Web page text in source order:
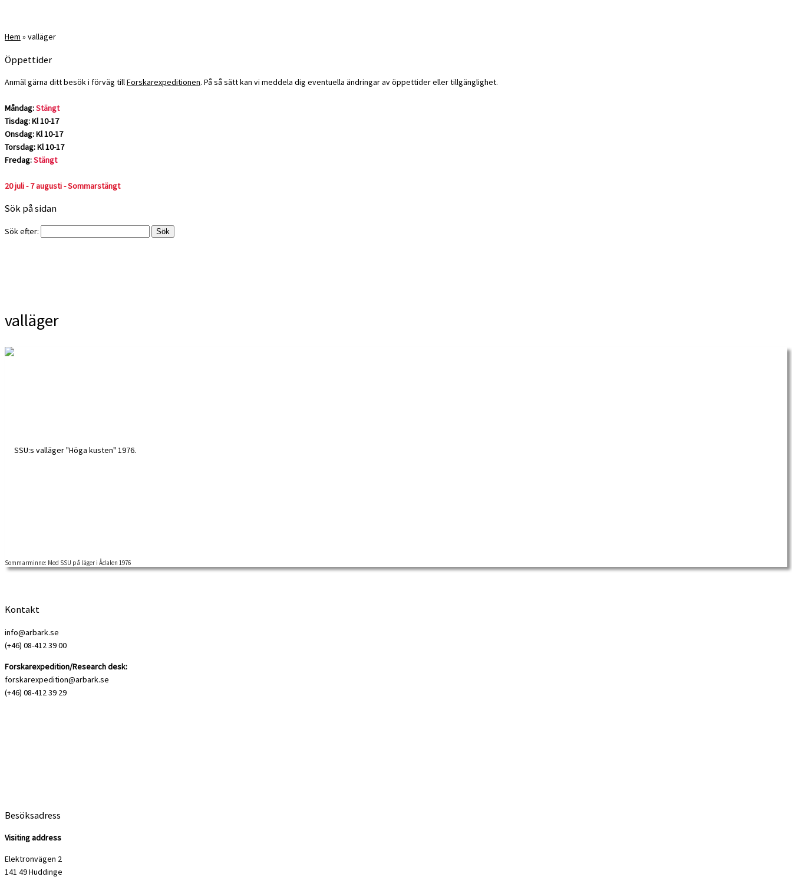
Hem » valläger
Öppettider
Anmäl gärna ditt besök i förväg tillForskarexpeditionen. På så sätt kan vi meddela dig eventuella ändringar av öppettider eller tillgänglighet.
Måndag:Stängt
Tisdag: Kl 10-17
Onsdag: Kl 10-17
Torsdag: Kl 10-17
Fredag:Stängt
20 juli - 7 augusti - Sommarstängt
Sök på sidan
Sök efter:
valläger
Vi önskar en skön sommar med minnen från ett sommarläger med arbetarrörelsens ungdom. På SSU-lägret […]
Sommarminne: Med SSU på läger i Ådalen 1976
Kontakt
info@arbark.se
(+46) 08-412 39 00
Forskarexpedition/Research desk:
forskarexpedition@arbark.se
(+46) 08-412 39 29
Besöksadress
Visiting address
Elektronvägen 2
141 49 Huddinge